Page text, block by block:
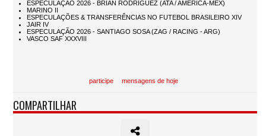
participe mensagens de hoje
COMPARTILHAR